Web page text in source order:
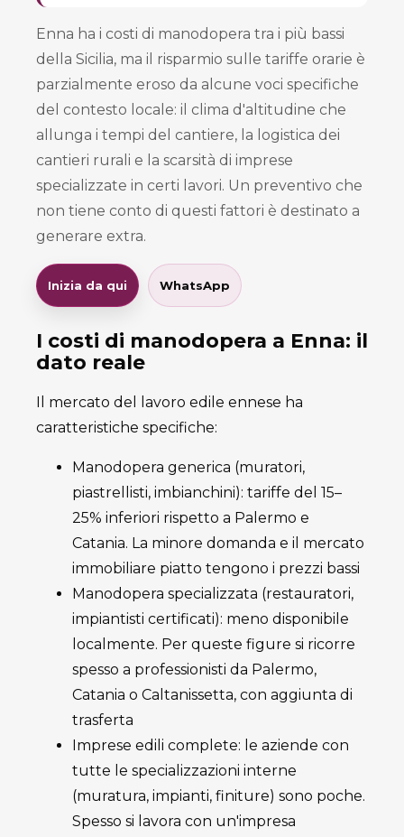
Enna ha i costi di manodopera tra i più bassi
della Sicilia, ma il risparmio sulle tariffe orarie è
parzialmente eroso da alcune voci specifiche
del contesto locale: il clima d'altitudine che
allunga i tempi del cantiere, la logistica dei
cantieri rurali e la scarsità di imprese
specializzate in certi lavori. Un preventivo che
non tiene conto di questi fattori è destinato a
generare extra.
Inizia da qui WhatsApp
I costi di manodopera a Enna: il
dato reale
Il mercato del lavoro edile ennese ha
caratteristiche specifiche:
Manodopera generica (muratori,
piastrellisti, imbianchini): tariffe del 15–
25% inferiori rispetto a Palermo e
Catania. La minore domanda e il mercato
immobiliare piatto tengono i prezzi bassi
Manodopera specializzata (restauratori,
impiantisti certificati): meno disponibile
localmente. Per queste figure si ricorre
spesso a professionisti da Palermo,
Catania o Caltanissetta, con aggiunta di
trasferta
Imprese edili complete: le aziende con
tutte le specializzazioni interne
(muratura, impianti, finiture) sono poche.
Spesso si lavora con un'impresa